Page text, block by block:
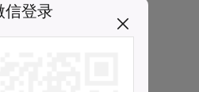
信登录